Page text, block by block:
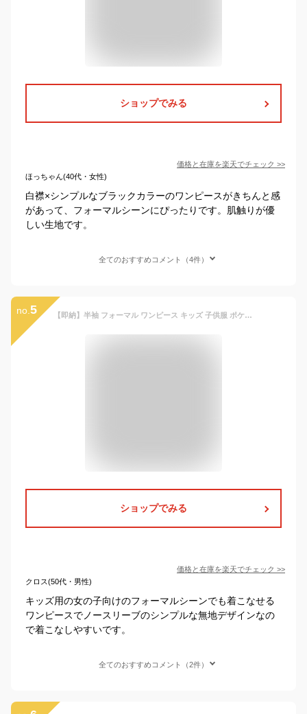
ショップでみる
価格と在庫を楽天でチェック >>
ほっちゃん(40代・女性)
白襟×シンプルなブラックカラーのワンピースがきちんと感
があって、フォーマルシーンにぴったりです。肌触りが優
しい生地です。
全てのおすすめコメント（4件）
no. 5 【即納】半袖 フォーマル ワンピース キッズ 子供服 ポケット付き ノースリーブ 女の子 長袖 白襟 こども服 子ども服 無地 プチプラ 春 夏 礼服 喪服 法事 100cm 110cm 120cm 130cm 140cm 通園 通学 プレゼント ブラック ハロウィン コスプレ
ショップでみる
価格と在庫を楽天でチェック >>
クロス(50代・男性)
キッズ用の女の子向けのフォーマルシーンでも着こなせる
ワンピースでノースリーブのシンプルな無地デザインなの
で着こなしやすいです。
全てのおすすめコメント（2件）